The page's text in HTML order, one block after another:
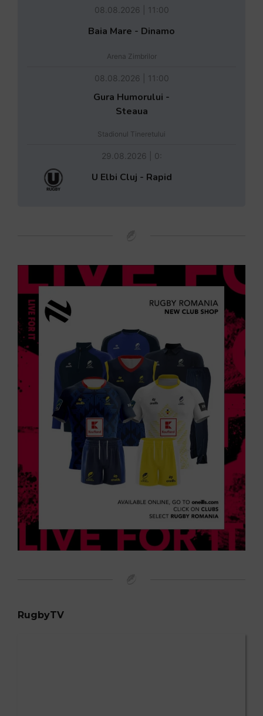
08.08.2026 | 11:00
Baia Mare - Dinamo
Arena Zimbrilor
08.08.2026 | 11:00
Gura Humorului -
Steaua
Stadionul Tineretului
29.08.2026 | 0:
U Elbi Cluj - Rapid
RugbyTV